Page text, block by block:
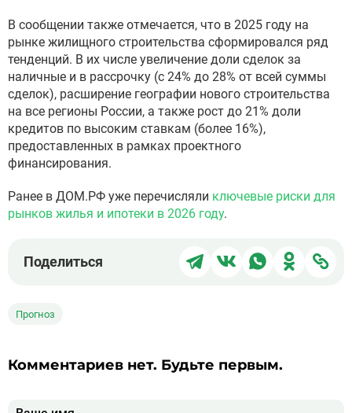
В сообщении также отмечается, что в 2025 году на
рынке жилищного строительства сформировался ряд
тенденций. В их числе увеличение доли сделок за
наличные и в рассрочку (с 24% до 28% от всей суммы
сделок), расширение географии нового строительства
на все регионы России, а также рост до 21% доли
кредитов по высоким ставкам (более 16%),
предоставленных в рамках проектного
финансирования.
Ранее в ДОМ.РФ уже перечисляли ключевые риски для
рынков жилья и ипотеки в 2026 году.
Поделиться
Поделиться
Поделиться
в
Поделиться
Прогноз
Комментариев нет. Будьте первым.